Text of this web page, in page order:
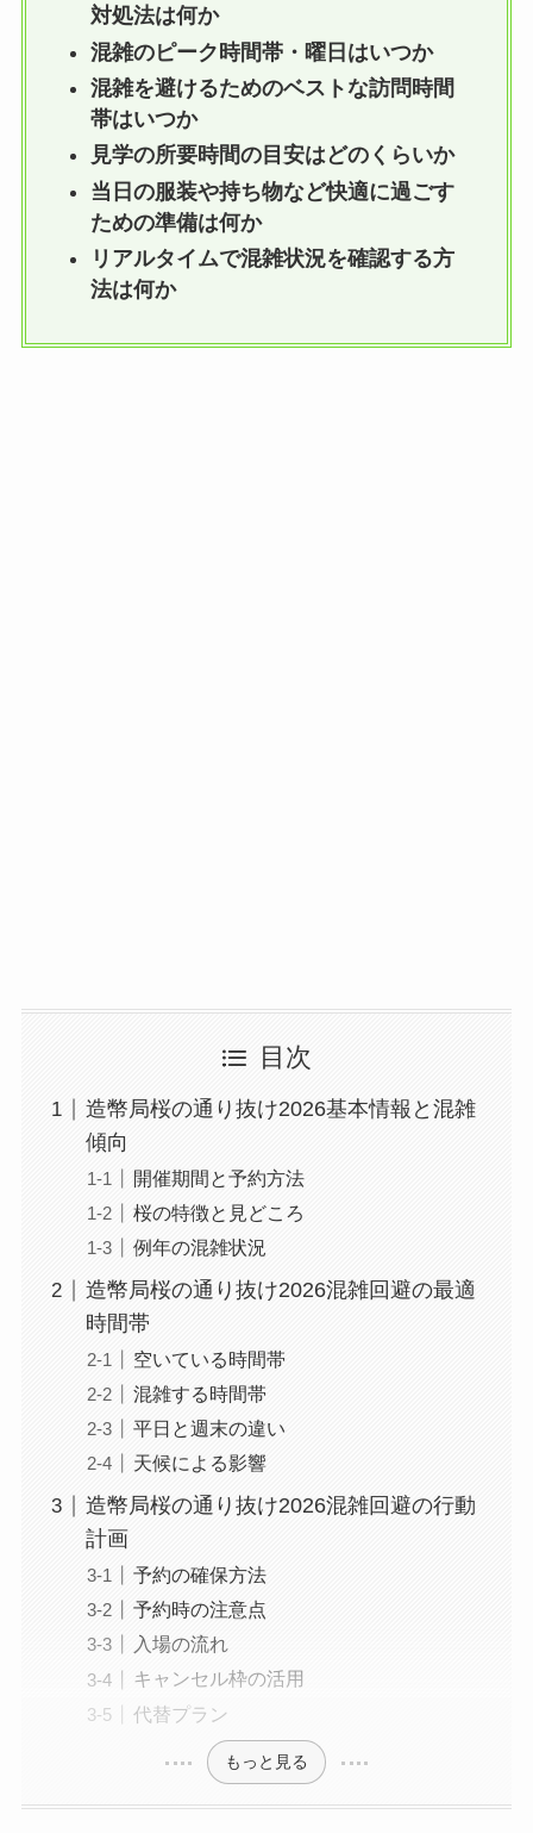
対処法は何か
混雑のピーク時間帯・曜日はいつか
混雑を避けるためのベストな訪問時間
帯はいつか
見学の所要時間の目安はどのくらいか
当日の服装や持ち物など快適に過ごす
ための準備は何か
リアルタイムで混雑状況を確認する方
法は何か
目次
造幣局桜の通り抜け2026基本情報と混雑
傾向
開催期間と予約方法
桜の特徴と見どころ
例年の混雑状況
造幣局桜の通り抜け2026混雑回避の最適
時間帯
空いている時間帯
混雑する時間帯
平日と週末の違い
天候による影響
造幣局桜の通り抜け2026混雑回避の行動
計画
予約の確保方法
予約時の注意点
入場の流れ
キャンセル枠の活用
代替プラン
もっと見る